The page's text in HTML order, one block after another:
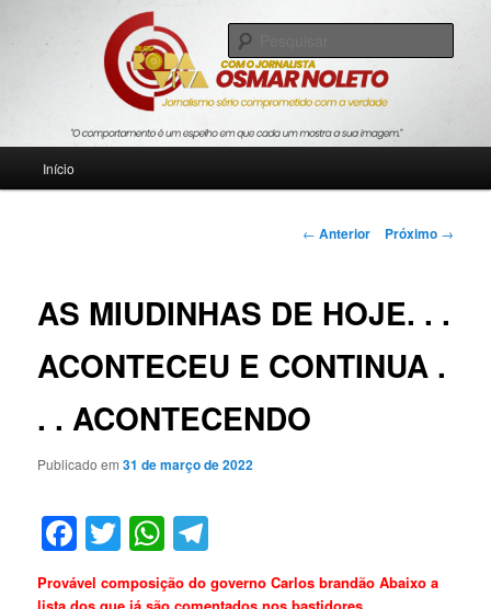
Blog Roda Viva
Jornalismo sério comprometido com a verdade
Início
Navegação
← Anterior Próximo →
AS MIUDINHAS DE HOJE. . .
ACONTECEU E CONTINUA .
. . ACONTECENDO
Publicado em31 de março de 2022
Facebook
TwitterWhatsApp
Provável composição do governo Carlos brandão Abaixo a
lista dos que já são comentados nos bastidores.